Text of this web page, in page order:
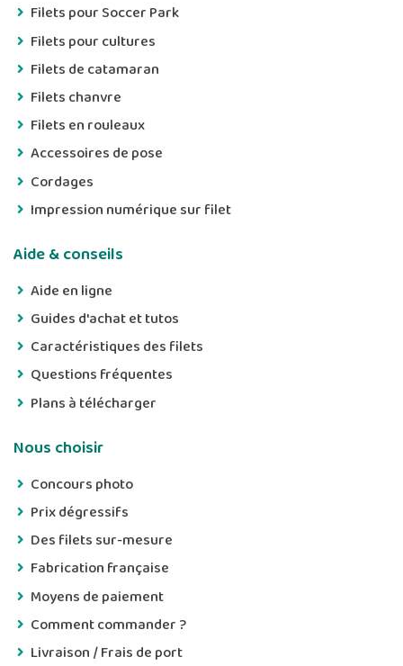
Filets pour Soccer Park
Filets pour cultures
Filets de catamaran
Filets chanvre
Filets en rouleaux
Accessoires de pose
Cordages
Impression numérique sur filet
Aide & conseils
Aide en ligne
Guides d'achat et tutos
Caractéristiques des filets
Questions fréquentes
Plans à télécharger
Nous choisir
Concours photo
Prix dégressifs
Des filets sur-mesure
Fabrication française
Moyens de paiement
Comment commander ?
Livraison / Frais de port